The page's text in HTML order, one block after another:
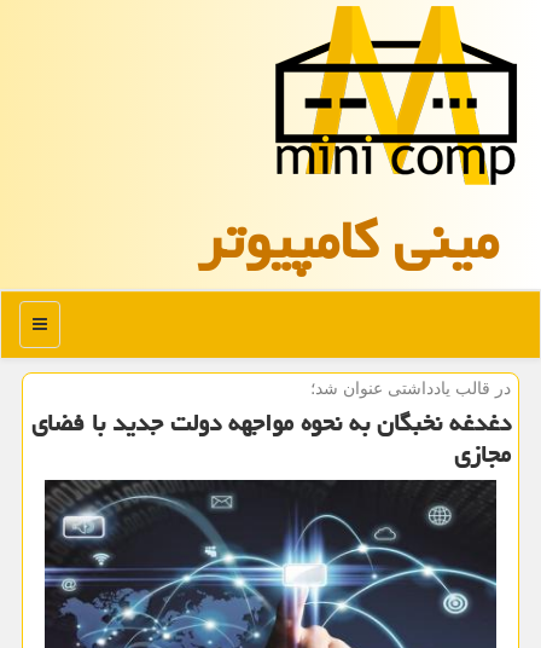
مینی كامپیوتر
منو
در قالب یادداشتی عنوان شد؛
دغدغه نخبگان به نحوه مواجهه دولت جدید با فضای
مجازی